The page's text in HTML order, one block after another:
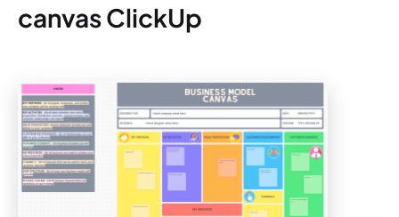
canvas ClickUp